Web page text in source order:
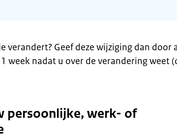
verandert? Geef deze wijziging dan door
week nadat u over de verandering weet
persoonlijke, werk- of